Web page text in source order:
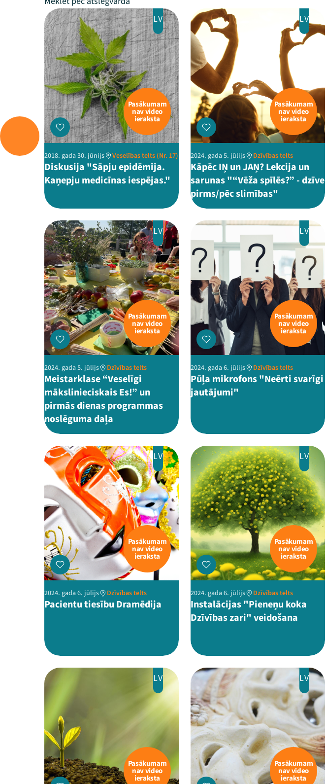
LV
Pasākumam
nav video
ieraksta
2018. gada 30. jūnijs Veselības telts (Nr. 17)
Diskusija "Sāpju epidēmija.
Kaņepju medicīnas iespējas."
LV
Pasākumam
nav video
ieraksta
2024. gada 5. jūlijs Dzīvības telts
Kāpēc IŅ un JAŅ? Lekcija un
sarunas "“Vēža spīlēs?” - dzīve
pirms/pēc slimības"
LV
Pasākumam
nav video
ieraksta
2024. gada 5. jūlijs Dzīvības telts
Meistarklase “Veselīgi
mākslinieciskais Es!” un
pirmās dienas programmas
noslēguma daļa
LV
Pasākumam
nav video
ieraksta
2024. gada 6. jūlijs Dzīvības telts
Pūļa mikrofons "Neērti svarīgi
jautājumi"
LV
Pasākumam
nav video
ieraksta
2024. gada 6. jūlijs Dzīvības telts
Pacientu tiesību Dramēdija
LV
Pasākumam
nav video
ieraksta
2024. gada 6. jūlijs Dzīvības telts
Instalācijas "Pieneņu koka
Dzīvības zari" veidošana
LV
Pasākumam
nav video
ieraksta
LV
Pasākumam
nav video
ieraksta